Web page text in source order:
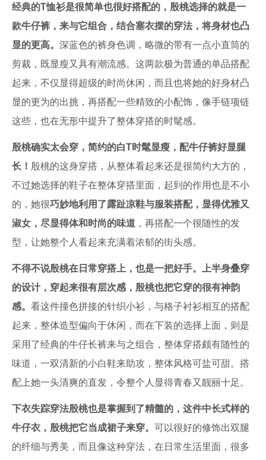
经典的T恤衫是很简单也很好搭配的，殷桃选择的就是一
款牛仔裤，来与它组合，结合塞衣摆的穿法，将身材也凸
显的更高。 深蓝色的裤身色调，略微的带有一点小直筒的
剪裁，既显瘦又具有潮流感。这两款极为普通的单品搭配
起来，不仅显得超级的时尚休闲，而且也将她的好身材凸
显的更为的出挑，再搭配一些精致的小配饰，像手链项链
这些，也在无形中提升了整体穿搭的时髦感。
殷桃确实太会穿，简约的白T时髦显瘦，配牛仔裤好显腿
长！ 殷桃的这身穿搭，从整体看起来还是很简约大方的，
不过她选择的鞋子在整体穿搭里面，起到的作用也是不小
的，她很巧妙地利用了露趾凉鞋与服装搭配，显得优雅又
淑女，尽显得体和时尚的味道 ，再搭配一个很随性的发
型，让她整个人看起来充满着浓郁的街头感。
不得不说殷桃在日常穿搭上，也是一把好手。上半身叠穿
的设计，穿起来很有层次感，殷桃也把它穿的很有神韵
感。 看这件撞色拼接的针织小衫，与格子衬衫相互的搭配
起来，整体造型偏向于休闲，而在下装的选择上面，则是
采用了经典的牛仔长裤来与之组合，整体穿搭颇有随性的
味道，一双清新的小白鞋来助攻，整体风格可盐可甜。搭
配上她一头清爽的直发，令整个人显得青春又靓丽十足。
下衣失踪穿法殷桃也是掌握到了精髓的，这件中长式样的
牛仔衣，殷桃把它当成裙子来穿。 可以很好的修饰出双腿
的纤细与秀美，而且像这种穿法，在日常生活里面，很多